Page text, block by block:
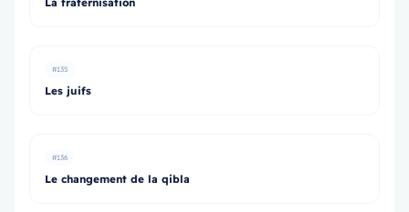
#135
Les juifs
#136
Le changement de la qibla